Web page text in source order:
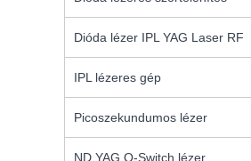
Dióda lézer IPL YAG Laser RF
IPL lézeres gép
Picoszekundumos lézer
ND YAG Q-Switch lézer